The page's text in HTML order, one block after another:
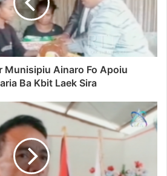
Munisipiu Ainaro Fo Apoiu
Ba Kbit Laek Sira